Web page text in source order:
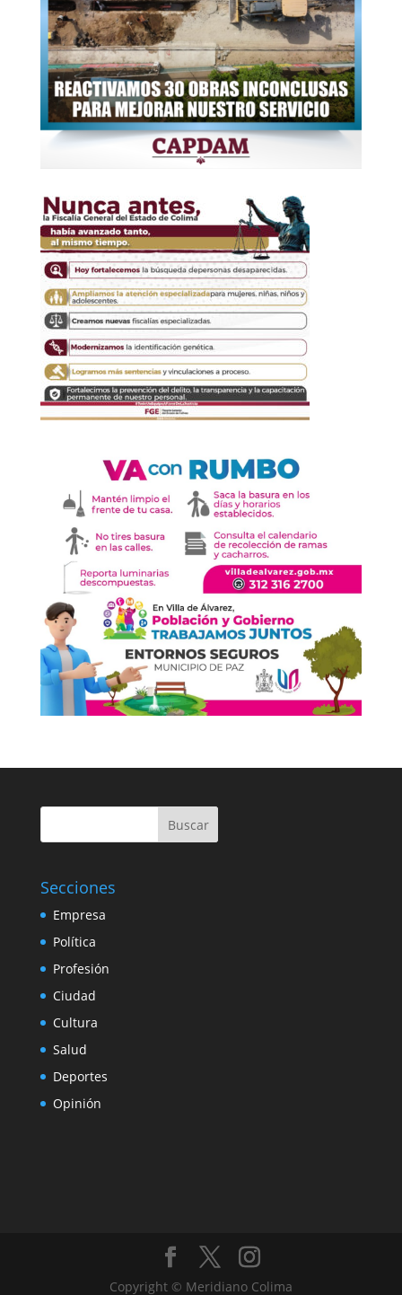
Buscar
Secciones
Empresa
Política
Profesión
Ciudad
Cultura
Salud
Deportes
Opinión
Copyright © Meridiano Colima